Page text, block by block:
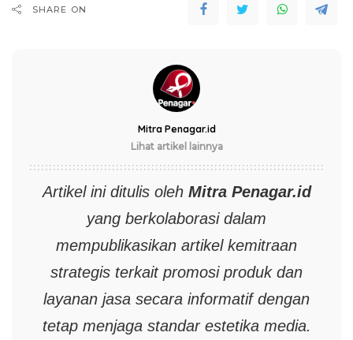
SHARE ON
Mitra Penagar.id
Lihat artikel lainnya
Artikel ini ditulis oleh Mitra Penagar.id
yang berkolaborasi dalam
mempublikasikan artikel kemitraan
strategis terkait promosi produk dan
layanan jasa secara informatif dengan
tetap menjaga standar estetika media.